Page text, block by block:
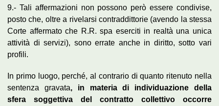
9.- Tali affermazioni non possono però essere condivise,
posto che, oltre a rivelarsi contraddittorie (avendo la stessa
Corte affermato che R.R. spa eserciti in realtà una unica
attività di servizi), sono errate anche in diritto, sotto vari
profili.
In primo luogo, perché, al contrario di quanto ritenuto nella
sentenza gravata, in materia di individuazione della
sfera soggettiva del contratto collettivo occorre